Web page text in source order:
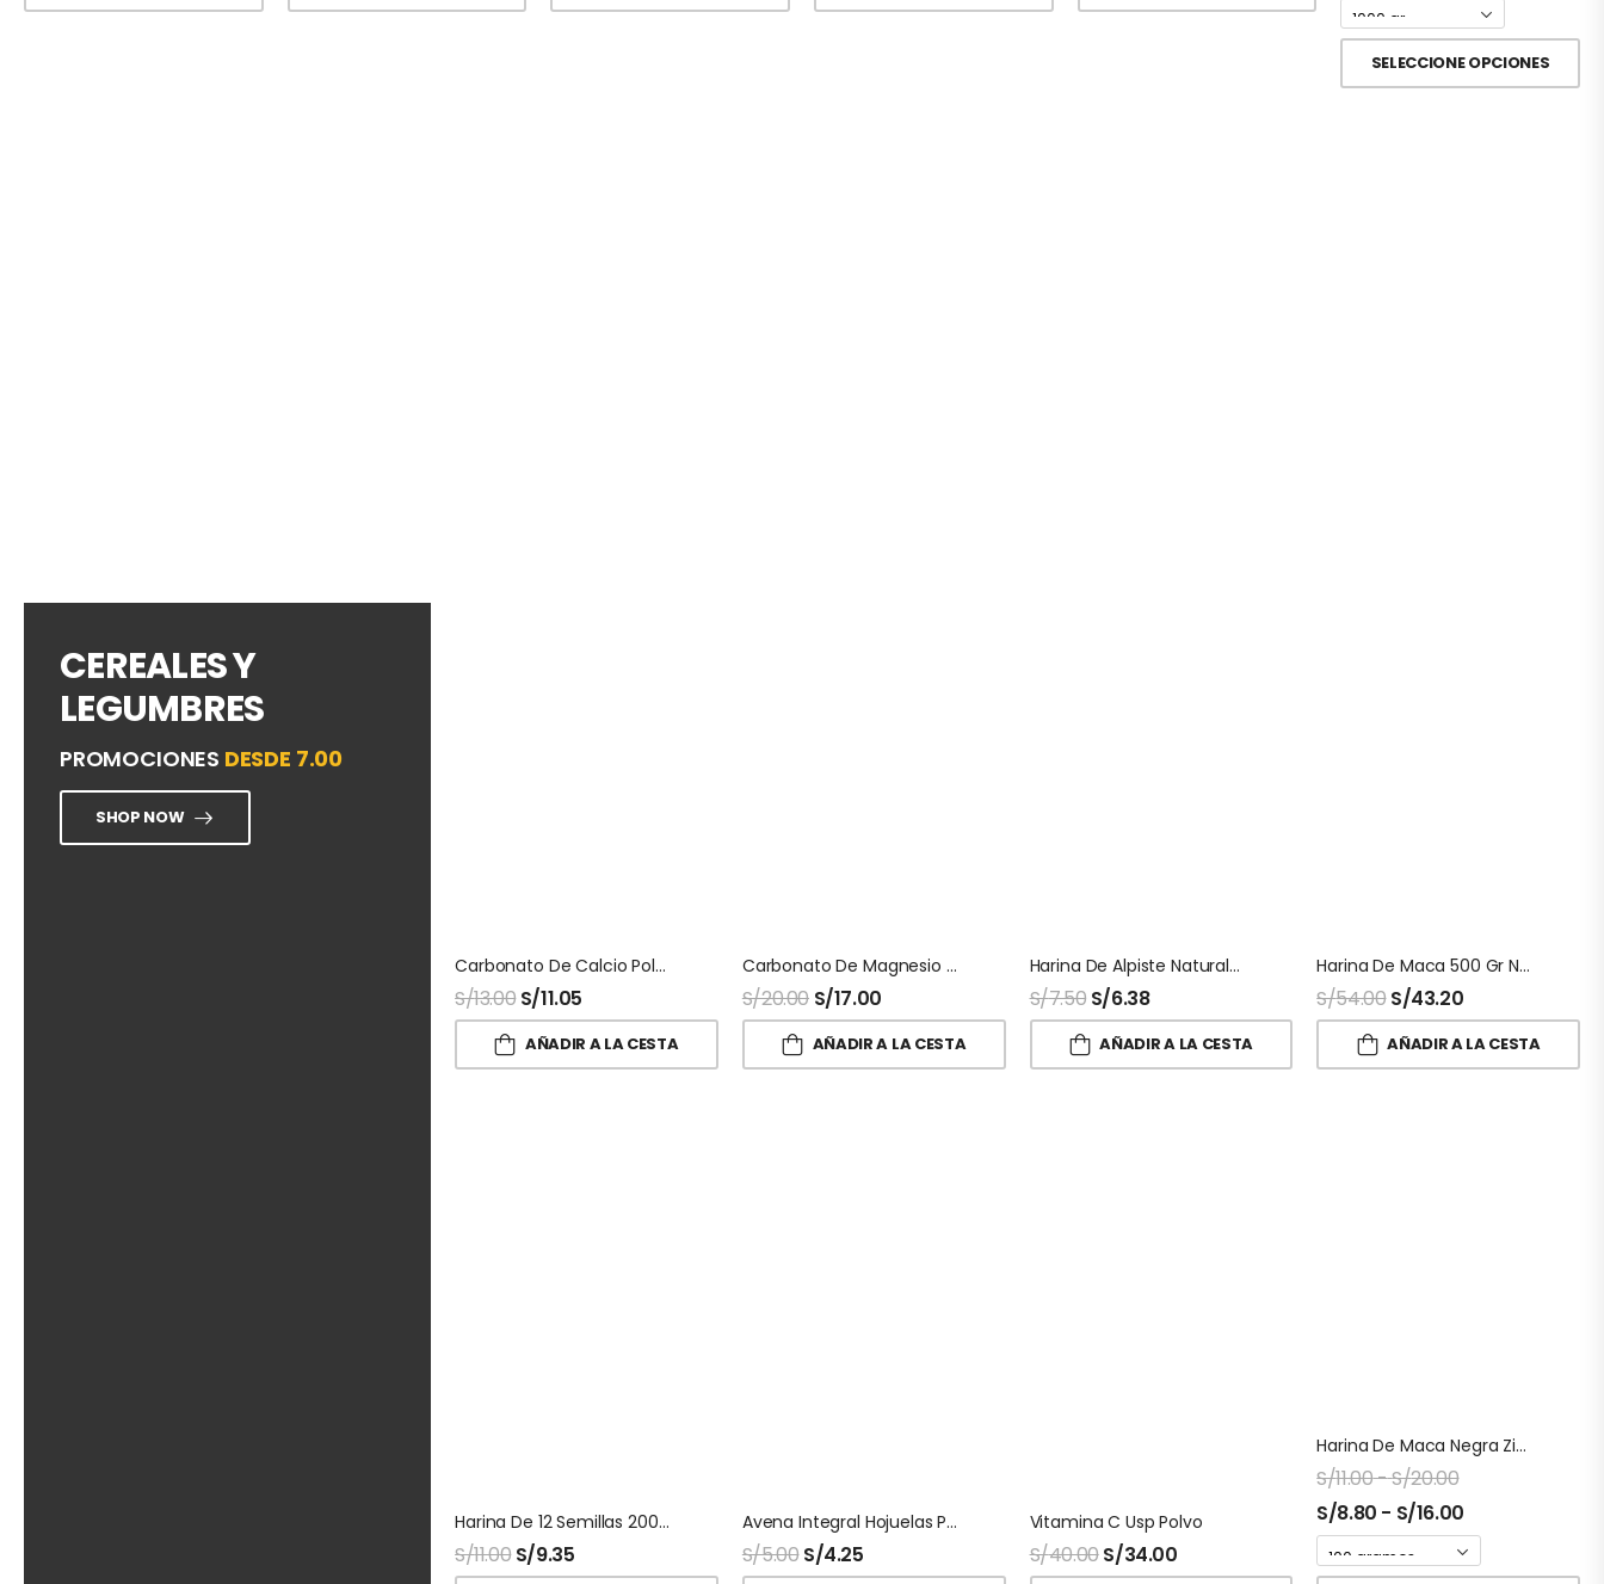
SELECCIONE OPCIONES
CEREALES Y
LEGUMBRES
PROMOCIONES DESDE 7.00
SHOP NOW
Carbonato De Calcio Polvo
S/13.00 S/11.05
AÑADIR A LA CESTA
Carbonato De Magnesio Usp Polvo
S/20.00 S/17.00
AÑADIR A LA CESTA
Harina De Alpiste Naturalmaxx
S/7.50 S/6.38
AÑADIR A LA CESTA
Harina De Maca 500 Gr Naturalmaxx
S/54.00S/43.20
AÑADIR A LA CESTA
Harina De 12 Semillas 200 Gr Vidax
S/11.00 S/9.35
Avena Integral Hojuelas Precocida Vida Integral
S/5.00S/4.25
Vitamina C Usp Polvo
S/40.00S/34.00
Harina De Maca Negra Ziplock Naturalmaxx
S/11.00-S/20.00
S/8.80 - S/16.00